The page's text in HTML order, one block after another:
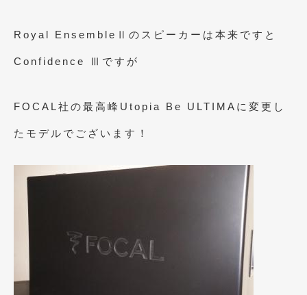
Royal EnsembleⅡのスピーカーは本来ですと
Confidence Ⅲですが
FOCAL社の最高峰Utopia Be ULTIMAに変更し
たモデルでございます！